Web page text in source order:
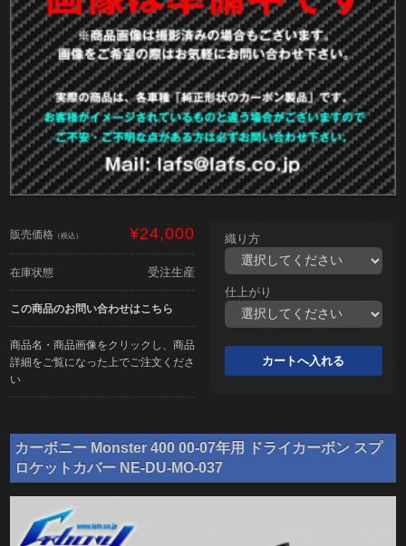
販売価格 （税込） ¥24,000
在庫状態 受注生産
この商品のお問い合わせはこちら
商品名・商品画像をクリックし、商品
詳細をご覧になった上でご注文くださ
い
織り方
仕上がり
カーボニー Monster 400 00-07年用 ドライカーボン スプ
ロケットカバー NE-DU-MO-037